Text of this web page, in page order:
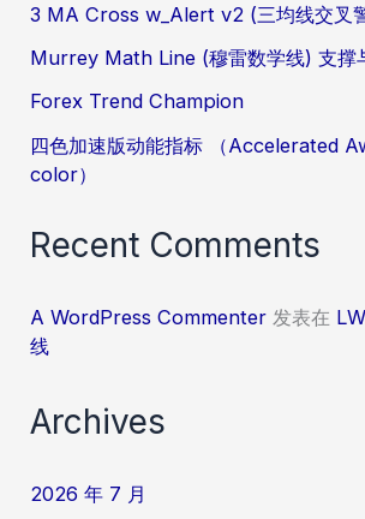
3 MA Cross w_Alert v2 (三均线交叉
Murrey Math Line (穆雷数学线) 支撑
Forex Trend Champion
四色加速版动能指标 （Accelerated
color）
Recent Comments
A WordPress Commenter 发表在
线
Archives
2026 年 7 月